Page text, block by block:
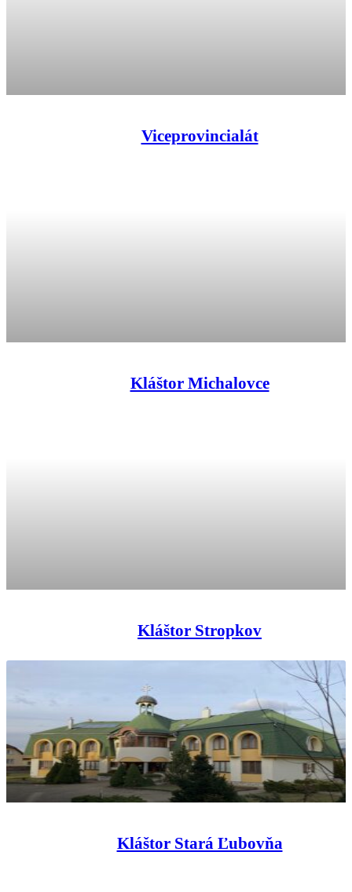
Viceprovincialát
Kláštor Michalovce
Kláštor Stropkov
Kláštor Stará Ľubovňa